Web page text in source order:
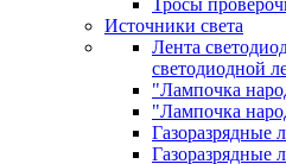
Тросы
Источники света
Лента
светодиодной
"Лампочка
"Лампочка